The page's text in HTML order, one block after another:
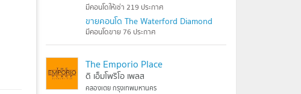
มีคอนโดให้เช่า 219 ประกาศ
ขายคอนโด The Waterford Diamond
มีคอนโดขาย 76 ประกาศ
The Emporio Place
ดิ เอ็มโพริโอ เพลส
คลองเตย กรุงเทพมหานคร